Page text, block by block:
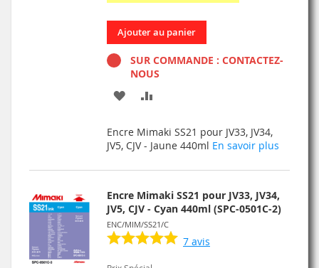
Ajouter au panier
SUR COMMANDE : CONTACTEZ-
NOUS
AJOUTER
MA
LISTE
D’ENVIE
COMPARATEUR
Encre Mimaki SS21 pour JV33, JV34,
JV5, CJV - Jaune 440ml En savoir plus
Encre Mimaki SS21 pour JV33, JV34,
JV5, CJV - Cyan 440ml (SPC-0501C-2)
ENC/MIM/SS21/C
7 avis